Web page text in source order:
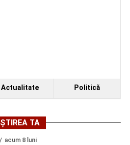
Actualitate Politică
ȘTIREA TA
acum 8 luni